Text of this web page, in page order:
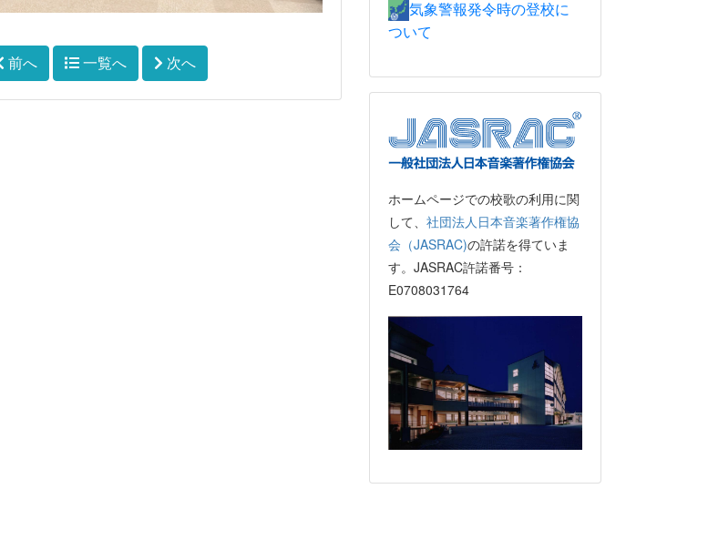
前へ 一覧へ 次へ
気象警報発令時の登校に
ついて
ホームページでの校歌の利用に関
して、 社団法人日本音楽著作権協
会（JASRAC)の許諾を得ていま
す。JASRAC許諾番号：
E0708031764